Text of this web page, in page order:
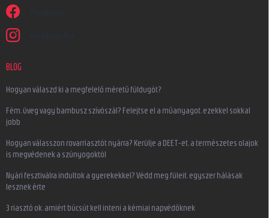
Facebook
earplugs.hu
BLOG
Hogyan válaszd ki a megfelelő méretű füldugót?
Fém, üveg vagy bambusz szívószál? Felejtse el a műanyagot, ezekkel sokkal
jobb
Hogyan válasszon rovarriasztót nyárra? Kerülje a DEET-et, a természetes olajok
is megvédenek a szúnyogoktól
Nyári fesztiválra indultok a gyerekekkel? Védd meg füleit, egyszer hálásak
lesznek érte
3 riasztó ok, amiért búcsút kell inteni a kémiai napvédőknek